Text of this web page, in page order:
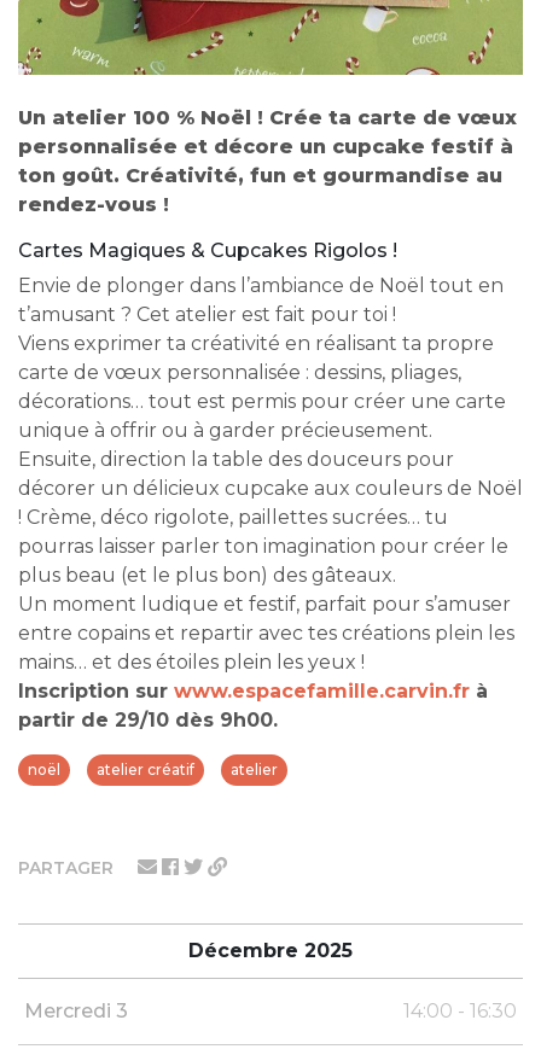
PARTAGER
Décembre 2025
Mercredi 3 14:00 - 16:30
Un atelier 100 % Noël ! Crée ta carte de vœux
personnalisée et décore un cupcake festif à
ton goût. Créativité, fun et gourmandise au
rendez-vous !
Cartes Magiques & Cupcakes Rigolos !
Envie de plonger dans l’ambiance de Noël tout en
t’amusant ? Cet atelier est fait pour toi !
Viens exprimer ta créativité en réalisant ta propre
carte de vœux personnalisée : dessins, pliages,
décorations… tout est permis pour créer une carte
unique à offrir ou à garder précieusement.
Ensuite, direction la table des douceurs pour
décorer un délicieux cupcake aux couleurs de Noël
! Crème, déco rigolote, paillettes sucrées… tu
pourras laisser parler ton imagination pour créer le
plus beau (et le plus bon) des gâteaux.
Un moment ludique et festif, parfait pour s’amuser
entre copains et repartir avec tes créations plein les
mains… et des étoiles plein les yeux !
Inscription sur www.espacefamille.carvin.fr à
partir de 29/10 dès 9h00.
noël atelier créatif atelier